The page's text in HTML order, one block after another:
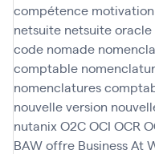
compétence motivation
netsuite netsuite oracle
code nomade
comptable
nomenclatures
nouvelle version
nutanix O2COCI OCR
BAWoffre Business At